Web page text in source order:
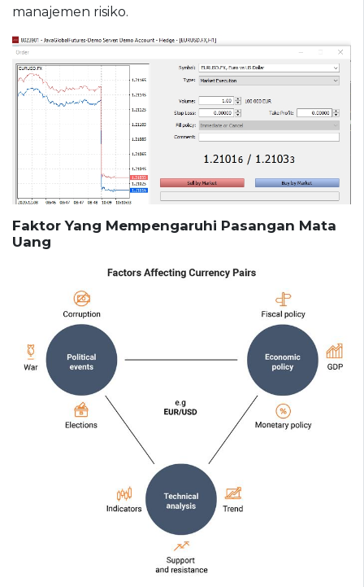
manajemen risiko.
Faktor Yang Mempengaruhi Pasangan Mata
Uang